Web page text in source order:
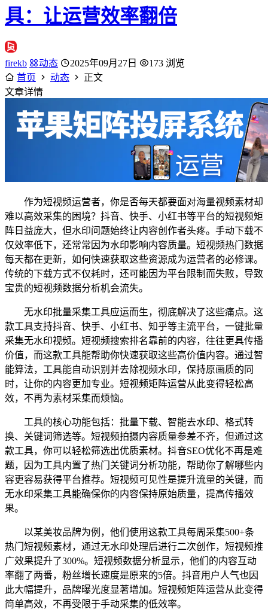
具：让运营效率翻倍
firekb 动态 2025年09月27日
173 浏览
首页
动态
正文
文章详情
作为短视频运营者，你是否每天都要面对海量视频素材却
难以高效采集的困境？抖音、快手、小红书等平台的短视频矩
阵日益庞大，但水印问题始终让内容创作者头疼。手动下载不
仅效率低下，还常常因为水印影响内容质量。短视频热门数据
每天都在更新，如何快速获取这些资源成为运营者的必修课。
传统的下载方式不仅耗时，还可能因为平台限制而失败，导致
宝贵的短视频数据分析机会流失。
无水印批量采集工具应运而生，彻底解决了这些痛点。这
款工具支持抖音、快手、小红书、知乎等主流平台，一键批量
采集无水印视频。短视频搜索排名靠前的内容，往往更具传播
价值，而这款工具能帮助你快速获取这些高价值内容。通过智
能算法，工具能自动识别并去除视频水印，保持原画质的同
时，让你的内容更加专业。短视频矩阵运营从此变得轻松高
效，不再为素材采集而烦恼。
工具的核心功能包括：批量下载、智能去水印、格式转
换、关键词筛选等。短视频拍摄内容质量参差不齐，但通过这
款工具，你可以轻松筛选出优质素材。抖音SEO优化不再是难
题，因为工具内置了热门关键词分析功能，帮助你了解哪些内
容更容易获得平台推荐。短视频可见性是提升流量的关键，而
无水印采集工具能确保你的内容保持原始质量，提高传播效
果。
以某美妆品牌为例，他们使用这款工具每周采集500+条
热门短视频素材，通过无水印处理后进行二次创作，短视频推
广效果提升了300%。短视频数据分析显示，他们的内容互动
率翻了两番，粉丝增长速度是原来的5倍。抖音用户人气也因
此大幅提升，品牌曝光度显著增加。短视频矩阵运营从此变得
简单高效，不再受限于手动采集的低效率。